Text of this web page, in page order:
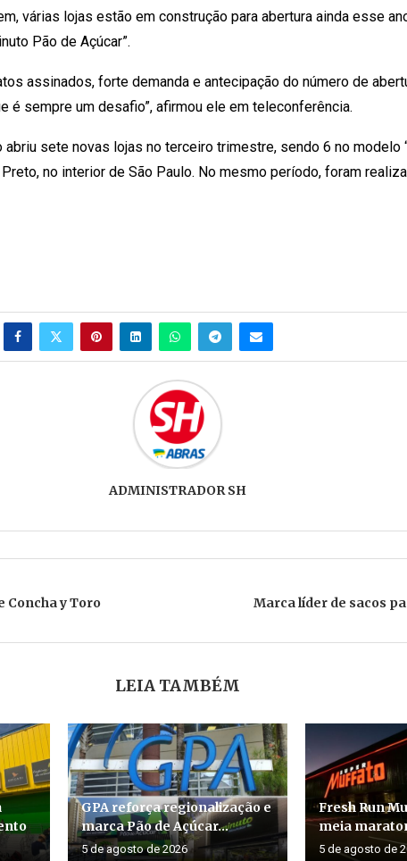
várias lojas estão em construção para abertura ainda esse
Pão de Açúcar”.
assinados, forte demanda e antecipação do número de
é sempre um desafio”, afirmou ele em teleconferência.
sete novas lojas no terceiro trimestre, sendo 6 no modelo
no interior de São Paulo. No mesmo período, foram
ADMINISTRADOR SH
Concha y Toro
Marca líder de sacos
LEIA TAMBÉM
GPA reforça regionalização e
marca Pão de Açúcar...
5 de agosto de 2026
Fresh Run
meia
5 de agosto de